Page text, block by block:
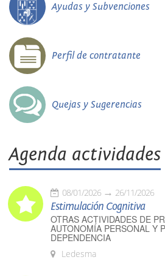
Ayudas y Subvenciones
Perfil de contratante
Quejas y Sugerencias
Agenda actividades
08/01/2026 26/11/2026
Estimulación Cognitiva
OTRAS ACTIVIDADES DE
AUTONOMÍA PERSONAL Y
DEPENDENCIA
Ledesma